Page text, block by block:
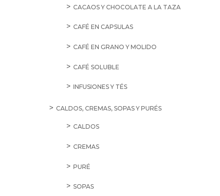
CACAOS Y CHOCOLATE A LA TAZA
CAFÉ EN CAPSULAS
CAFÉ EN GRANO Y MOLIDO
CAFÉ SOLUBLE
INFUSIONES Y TÉS
CALDOS, CREMAS, SOPAS Y PURÉS
CALDOS
CREMAS
PURÉ
SOPAS